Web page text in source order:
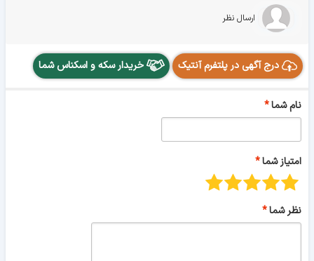
ارسال نظر
درج آگهی در پلتفرم آنتیک خریدار سکه و اسکناس شما
نام شما
امتیاز شما
نظر شما